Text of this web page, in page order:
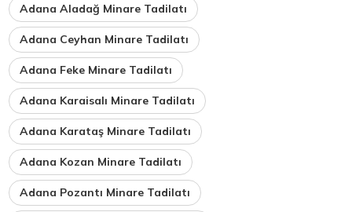
Adana Aladağ Minare Tadilatı
Adana Ceyhan Minare Tadilatı
Adana Feke Minare Tadilatı
Adana Karaisalı Minare Tadilatı
Adana Karataş Minare Tadilatı
Adana Kozan Minare Tadilatı
Adana Pozantı Minare Tadilatı